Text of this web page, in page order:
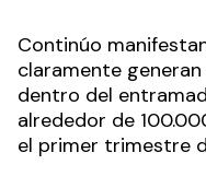
Continúo
claramente
dentro del
alrededor de
el primer trimestre